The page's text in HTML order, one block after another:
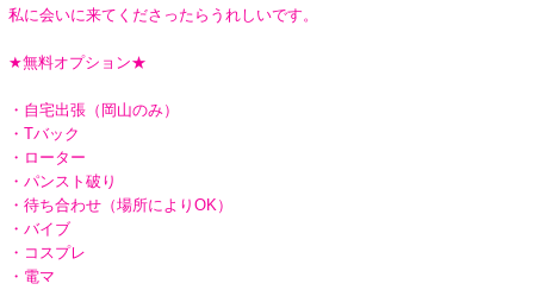
私に会いに来てくださったらうれしいです。
★無料オプション★
・自宅出張（岡山のみ）
・Tバック
・ローター
・パンスト破り
・待ち合わせ（場所によりOK）
・バイブ
・コスプレ
・電マ